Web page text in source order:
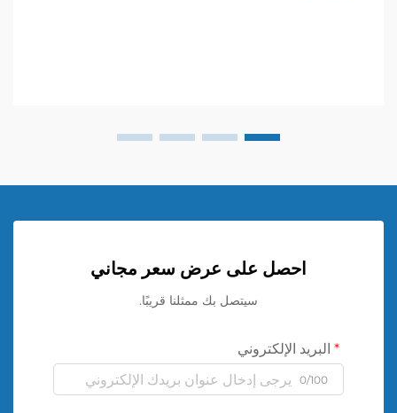
احصل على عرض سعر مجاني
سيتصل بك ممثلنا قريبًا.
البريد الإلكتروني
0/100